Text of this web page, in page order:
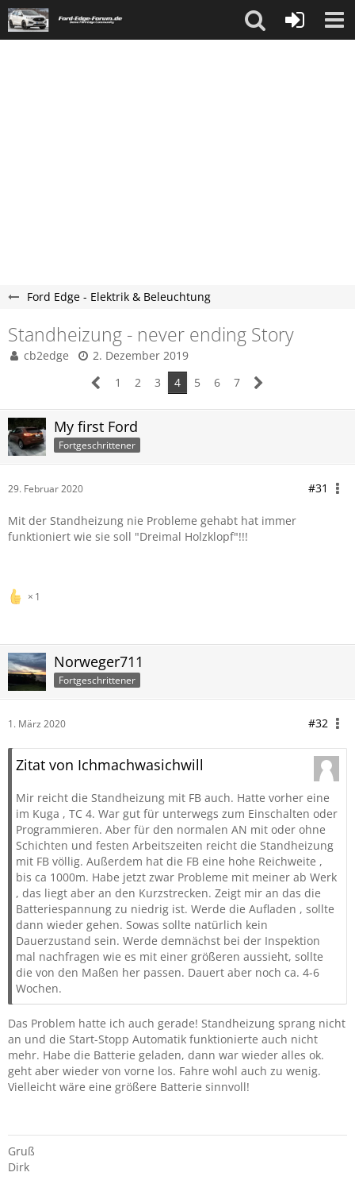
Ford Edge - Elektrik & Beleuchtung
Standheizung - never ending Story
cb2edge
2. Dezember 2019
1
2 3 4 5 6 7
My first Ford
Fortgeschrittener
29. Februar 2020 #31
Mit der Standheizung nie Probleme gehabt hat immer
funktioniert wie sie soll "Dreimal Holzklopf"!!!
1
Norweger711
Fortgeschrittener
1. März 2020 #32
Zitat von Ichmachwasichwill
Mir reicht die Standheizung mit FB auch. Hatte vorher eine
im Kuga , TC 4. War gut für unterwegs zum Einschalten oder
Programmieren. Aber für den normalen AN mit oder ohne
Schichten und festen Arbeitszeiten reicht die Standheizung
mit FB völlig. Außerdem hat die FB eine hohe Reichweite ,
bis ca 1000m. Habe jetzt zwar Probleme mit meiner ab Werk
, das liegt aber an den Kurzstrecken. Zeigt mir an das die
Batteriespannung zu niedrig ist. Werde die Aufladen , sollte
dann wieder gehen. Sowas sollte natürlich kein
Dauerzustand sein. Werde demnächst bei der Inspektion
mal nachfragen wie es mit einer größeren aussieht, sollte
die von den Maßen her passen. Dauert aber noch ca. 4-6
Wochen.
Das Problem hatte ich auch gerade! Standheizung sprang nicht
an und die Start-Stopp Automatik funktionierte auch nicht
mehr. Habe die Batterie geladen, dann war wieder alles ok.
geht aber wieder von vorne los. Fahre wohl auch zu wenig.
Vielleicht wäre eine größere Batterie sinnvoll!
Gruß
Dirk